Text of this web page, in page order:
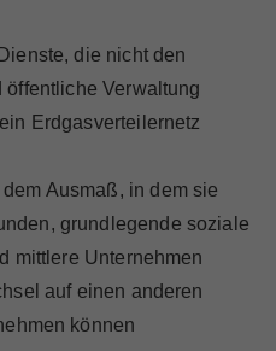
die nicht den
Verwaltung
Erdgasverteilernetz
Ausmaß, in dem sie
grundlegende soziale
mittlere Unternehmen
auf einen anderen
können